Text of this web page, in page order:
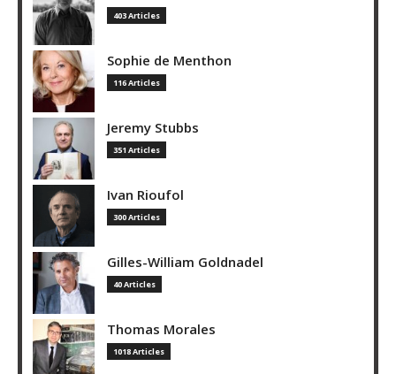
403 Articles
Sophie de Menthon
116 Articles
Jeremy Stubbs
351 Articles
Ivan Rioufol
300 Articles
Gilles-William Goldnadel
40 Articles
Thomas Morales
1018 Articles